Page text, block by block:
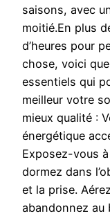
saisons, avec
moitié.En plus
d’heures pour
chose, voici
essentiels qui
meilleur votre
mieux qualité :
énergétique
Exposez-vous
dormez dans
et la prise.
abandonnez au